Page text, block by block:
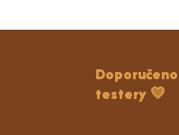
testery 💛